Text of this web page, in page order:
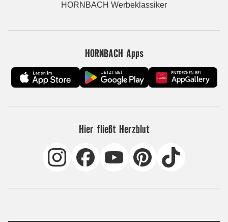
HORNBACH Werbeklassiker
HORNBACH Apps
Hier fließt Herzblut